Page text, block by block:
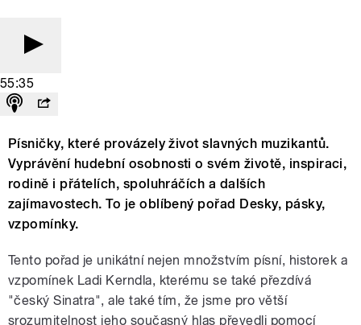
55:35
Písničky, které provázely život slavných muzikantů.
Vyprávění hudební osobnosti o svém životě, inspiraci,
rodině i přátelích, spoluhráčích a dalších
zajímavostech. To je oblíbený pořad Desky, pásky,
vzpomínky.
Tento pořad je unikátní nejen množstvím písní, historek a
vzpomínek Ladi Kerndla, kterému se také přezdívá
"český Sinatra", ale také tím, že jsme pro větší
srozumitelnost jeho současný hlas převedli pomocí